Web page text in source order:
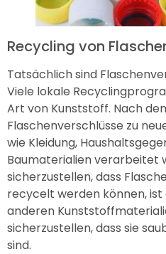
Recycling von
Tatsächlich sind
Viele lokale
Art von Kunststoff. Nach
Flaschenverschlüsse zu
wie Kleidung,
Baumaterialien verarbeitet
sicherzustellen, dass
recycelt werden können, ist
anderen
sicherzustellen, dass sie
sind.